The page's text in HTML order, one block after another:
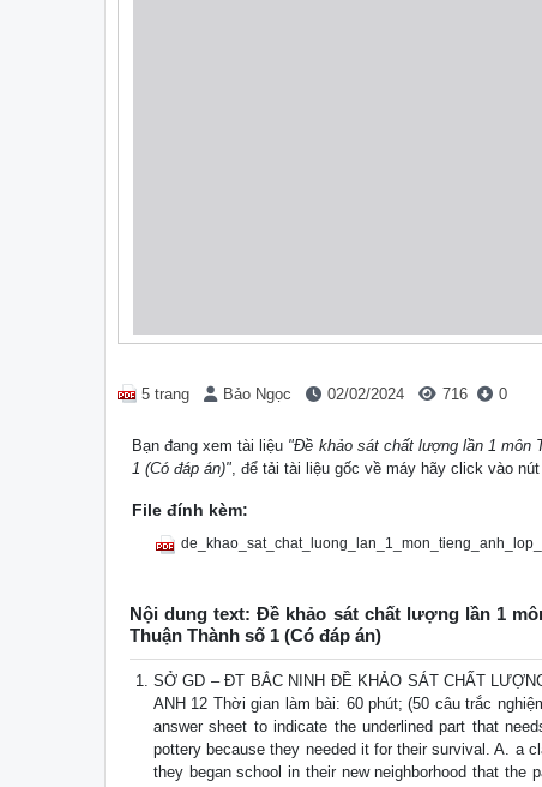
5 trang Bảo Ngọc 02/02/2024 716 0
Bạn đang xem tài liệu "Đề khảo sát chất lượng lần 1 môn
1 (Có đáp án)", để tải tài liệu gốc về máy hãy click vào nút
File đính kèm:
Nội dung text: Đề khảo sát chất lượng lần 1
Thuận Thành số 1 (Có đáp án)
SỞ GD – ĐT BẮC NINH ĐỀ KHẢO SÁT CHẤT
ANH 12 Thời gian làm bài: 60 phút; (50 câu trắc
answer sheet to indicate the underlined part that
pottery because they needed it for their survival. A. a
they began school in their new neighborhood that